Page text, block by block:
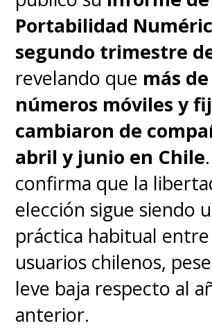
solo en China.
Portabilidad
segundo trimestre
revelando que más
números móviles y
cambiaron de
abril y junio en Chile
confirma que la
elección sigue siendo
práctica habitual
usuarios chilenos,
leve baja respecto al
anterior.